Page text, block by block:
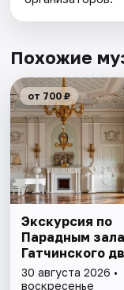
Похожие
от 700 ₽
Экскурсия по
Парадным
Гатчинского
30 августа 2026 •
воскресенье